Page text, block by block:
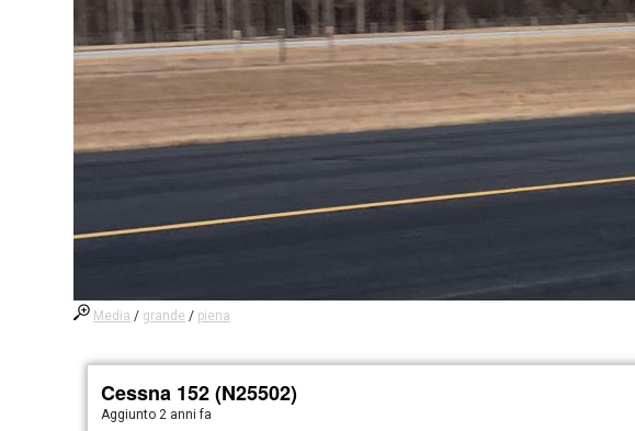
Media / grande / piena
Cessna 152 (N25502)
Aggiunto2 anni fa